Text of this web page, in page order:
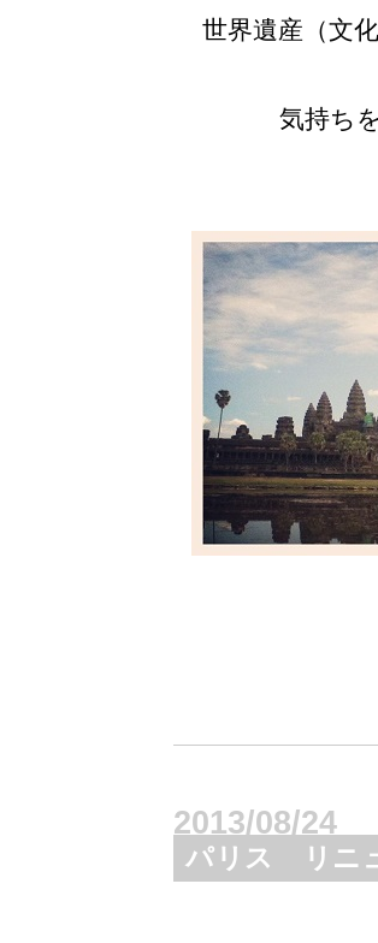
世界遺産（文
気持ち
2013/08/24
パリス リニ